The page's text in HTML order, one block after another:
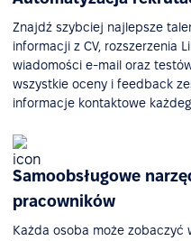
Znajdź szybciej najlepsze
informacji z CV, rozszerzenia
wiadomości e-mail oraz
wszystkie oceny i feedback
informacje kontaktowe
Samoobsługowe
pracowników
Każda osoba może zobaczyć